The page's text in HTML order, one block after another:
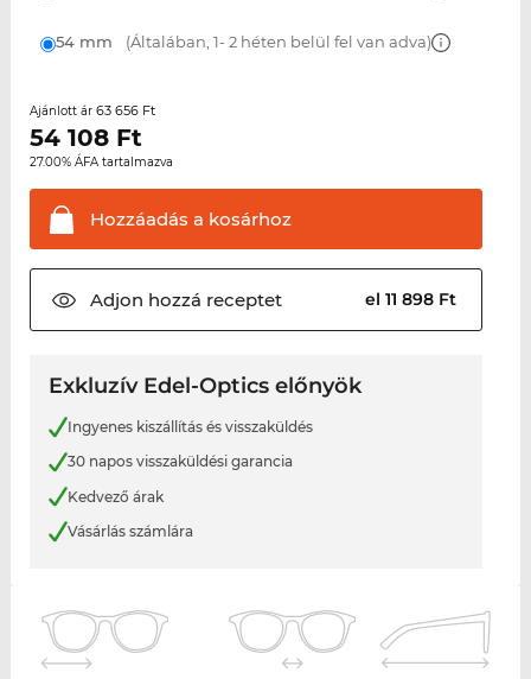
54 mm (Általában, 1- 2 héten belül fel van adva)
Ajánlott ár 63 656 Ft
54 108Ft
27.00% ÁFA tartalmazva
Hozzáadás a kosárhoz
Adjon hozzá receptet el 11 898 Ft
Exkluzív Edel-Optics előnyök
Ingyenes kiszállítás és visszaküldés
30 napos visszaküldési garancia
Kedvező árak
Vásárlás számlára